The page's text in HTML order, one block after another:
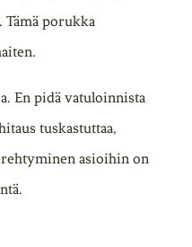
Tämä porukka
En pidä vatuloinnista
tuskastuttaa,
asioihin on